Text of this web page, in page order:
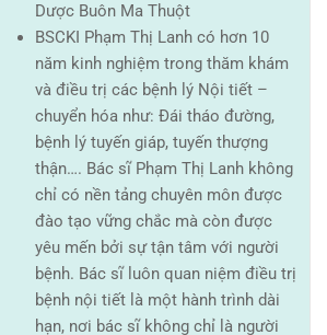
Dược Buôn Ma Thuột
BSCKI Phạm Thị Lanh có hơn 10
năm kinh nghiệm trong thăm khám
và điều trị các bệnh lý Nội tiết –
chuyển hóa như: Đái tháo đường,
bệnh lý tuyến giáp, tuyến thượng
thận…. Bác sĩ Phạm Thị Lanh không
chỉ có nền tảng chuyên môn được
đào tạo vững chắc mà còn được
yêu mến bởi sự tận tâm với người
bệnh. Bác sĩ luôn quan niệm điều trị
bệnh nội tiết là một hành trình dài
hạn, nơi bác sĩ không chỉ là người